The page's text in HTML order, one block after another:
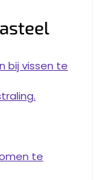
bij vissen te
te